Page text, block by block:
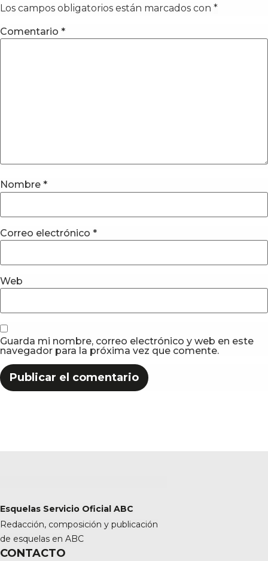
Los campos obligatorios están marcados con *
Comentario *
Nombre *
Correo electrónico *
Web
Guarda mi nombre, correo electrónico y web en este
navegador para la próxima vez que comente.
Esquelas Servicio Oficial ABC
Redacción, composición y publicación
de esquelas en ABC
CONTACTO